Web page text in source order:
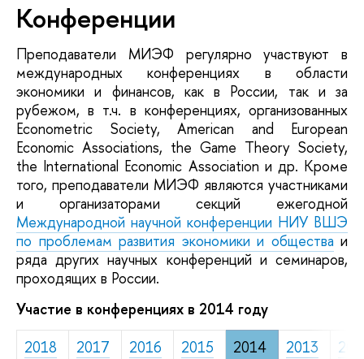
Конференции
Преподаватели МИЭФ регулярно участвуют в
международных конференциях в области
экономики и финансов, как в России, так и за
рубежом, в т.ч. в конференциях, организованных
Econometric Society, American and European
Economic Associations, the Game Theory Society,
the International Economic Association и др. Кроме
того, преподаватели МИЭФ являются участниками
и организаторами секций ежегодной
Международной научной конференции НИУ ВШЭ
по проблемам развития экономики и общества и
ряда других научных конференций и семинаров,
проходящих в России.
Участие в конференциях в 2014 году
2018
2017 2016 2015 2014 2013